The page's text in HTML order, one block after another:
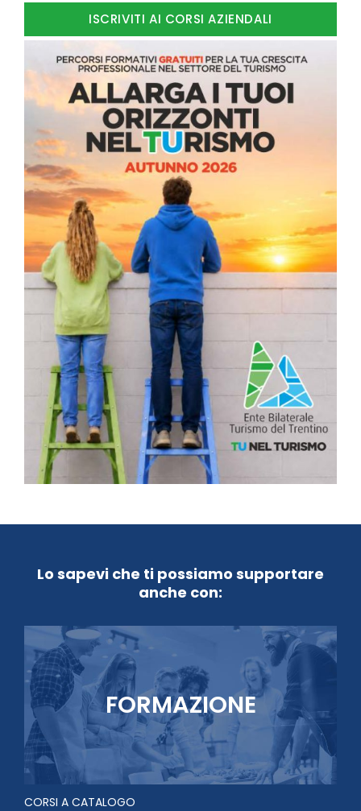
ISCRIVITI AI CORSI AZIENDALI
Lo sapevi che ti possiamo supportare
anche con:
FORMAZIONE
CORSI A CATALOGO